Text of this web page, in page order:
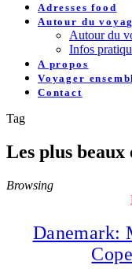
Adresses food
Autour du
Autour du
Infos
A propos
Voyager
Contact
Tag
Les plus beaux
Browsing
Danemark: